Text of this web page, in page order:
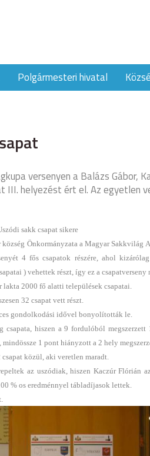
Polgármesteri hivatal
versenyen a Balázs Gábor,
III. helyezést ért el. Az egyetlen
sakk csapat sikere
Önkormányzata a Magyar Sakkvilág
4 fős csapatok részére, ahol
) vehettek részt, így ez a
2000 fő alatti települések csapatai.
32 csapat vett részt.
gondolkodási idővel bonyolították le.
csapata, hiszen a 9 fordulóból
1 pont hiányzott a 2 hely
közül, aki veretlen maradt.
az uszódiak, hiszen Kaczúr Flórián
% os eredménnyel tábladíjasok lettek.